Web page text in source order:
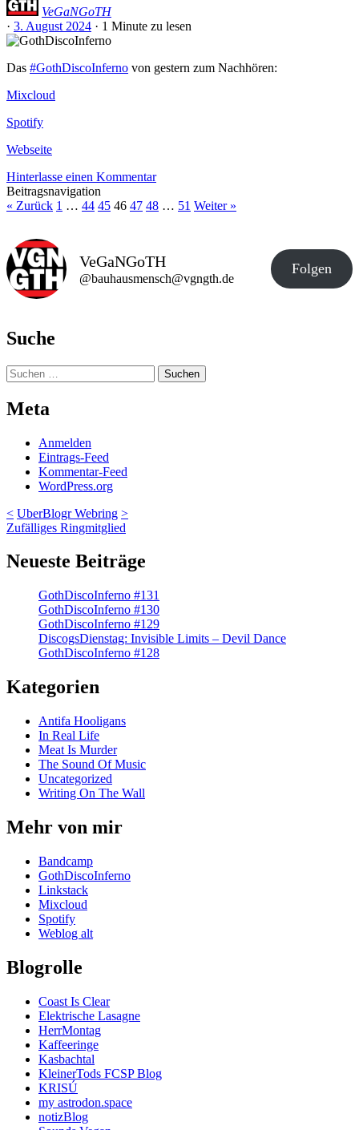
VeGaNGoTH
· 3. August 2024 · 1 Minute zu lesen
Das #GothDiscoInferno von gestern zum Nachhören:
Mixcloud
Spotify
Webseite
Hinterlasse einen Kommentar
Beitragsnavigation
« Zurück 1 … 44 45 46 47 48 … 51 Weiter »
VeGaNGoTH
@bauhausmensch@vgngth.de
Folgen
Suche
Suchen
nach:
Meta
Anmelden
Eintrags-Feed
Kommentar-Feed
WordPress.org
< UberBlogr Webring >
Zufälliges Ringmitglied
Neueste Beiträge
GothDiscoInferno #131
GothDiscoInferno #130
GothDiscoInferno #129
DiscogsDienstag: Invisible Limits – Devil Dance
GothDiscoInferno #128
Kategorien
Antifa Hooligans
In Real Life
Meat Is Murder
The Sound Of Music
Uncategorized
Writing On The Wall
Mehr von mir
Bandcamp
GothDiscoInferno
Linkstack
Mixcloud
Spotify
Weblog alt
Blogrolle
Coast Is Clear
Elektrische Lasagne
HerrMontag
Kaffeeringe
Kasbachtal
KleinerTods FCSP Blog
KRISÚ
my astrodon.space
notizBlog